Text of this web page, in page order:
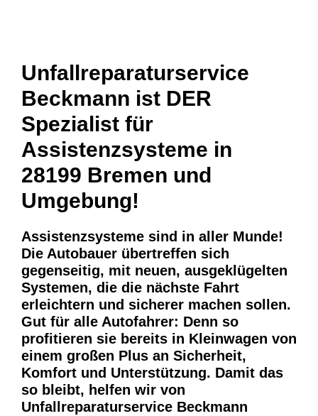
Unfallreparaturservice
Beckmann ist DER
Spezialist für
Assistenzsysteme in
28199 Bremen und
Umgebung!
Assistenzsysteme sind in aller Munde!
Die Autobauer übertreffen sich
gegenseitig, mit neuen, ausgeklügelten
Systemen, die die nächste Fahrt
erleichtern und sicherer machen sollen.
Gut für alle Autofahrer: Denn so
profitieren sie bereits in Kleinwagen von
einem großen Plus an Sicherheit,
Komfort und Unterstützung. Damit das
so bleibt, helfen wir von
Unfallreparaturservice Beckmann